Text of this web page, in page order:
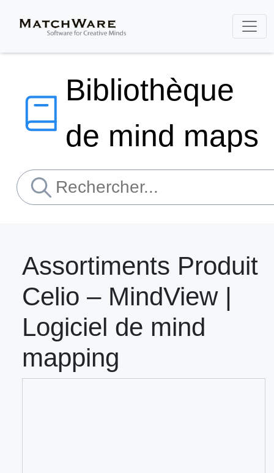
Bibliothèque
de mind maps
Assortiments Produit
Celio – MindView |
Logiciel de mind
mapping